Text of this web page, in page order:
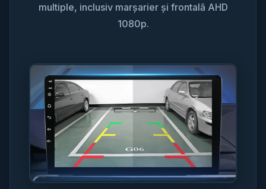
multiple, inclusiv marșarier și frontală AHD
1080p.